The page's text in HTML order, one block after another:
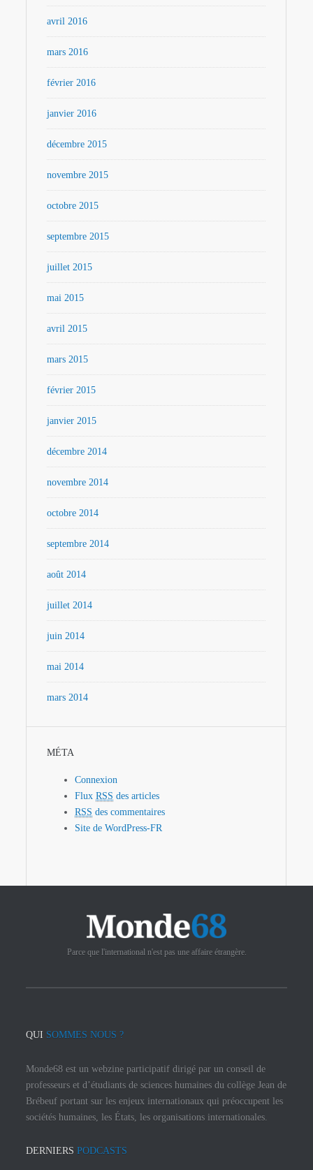
avril 2016
mars 2016
février 2016
janvier 2016
décembre 2015
novembre 2015
octobre 2015
septembre 2015
juillet 2015
mai 2015
avril 2015
mars 2015
février 2015
janvier 2015
décembre 2014
novembre 2014
octobre 2014
septembre 2014
août 2014
juillet 2014
juin 2014
mai 2014
mars 2014
MÉTA
Connexion
FluxRSS des articles
RSS des commentaires
Site de WordPress-FR
Parce que l'international n'est pas une affaire étrangère.
QUI SOMMES NOUS ?
Monde68 est un webzine participatif dirigé par un conseil de
professeurs et d’étudiants de sciences humaines du collège Jean de
Brébeuf portant sur les enjeux internationaux qui préoccupent les
sociétés humaines, les États, les organisations internationales.
DERNIERS PODCASTS